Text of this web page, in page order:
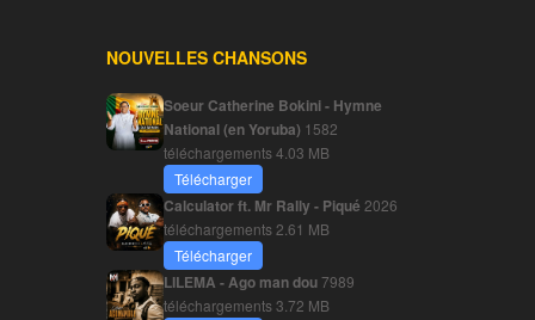
NOUVELLES CHANSONS
Soeur Catherine Bokini - Hymne
National (en Yoruba) 1582
téléchargements4.03 MB
Télécharger
Calculator ft. Mr Rally - Piqué 2026
téléchargements 2.61 MB
Télécharger
LILEMA - Ago man dou7989
téléchargements3.72 MB